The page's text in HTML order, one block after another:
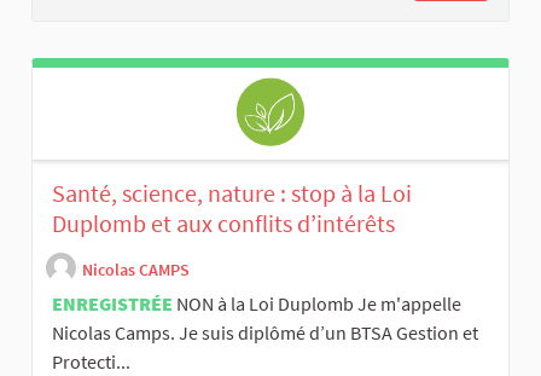
Santé, science, nature : stop à la Loi
Duplomb et aux conflits d’intérêts
Nicolas CAMPS
ENREGISTRÉE NON à la Loi Duplomb Je m'appelle
Nicolas Camps. Je suis diplômé d’un BTSA Gestion et
Protecti...